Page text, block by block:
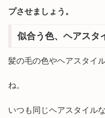
プさせましょう。
似合う色、ヘアスタ
髪の毛の色やヘアスタイ
ね。
いつも同じヘアスタイル